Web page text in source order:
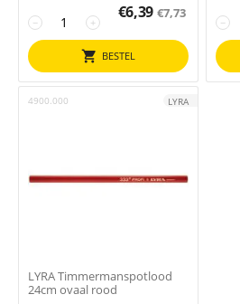
+
−
€6,39 €7,73
BESTEL
−
4900.000 LYRA
LYRA Timmermanspotlood
24cm ovaal rood